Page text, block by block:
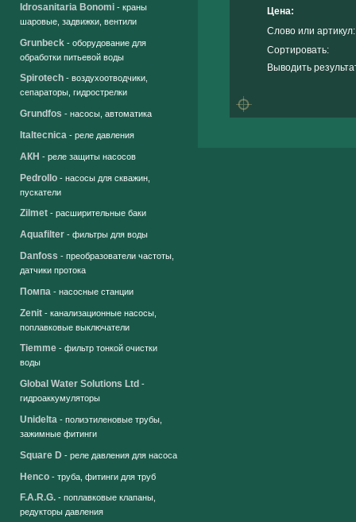
Idrosanitaria Bonomi - краны
шаровые, задвижки, вентили
Grunbeck - оборудование для
обработки питьевой воды
Spirotech - воздухоотводчики,
сепараторы, гидрострелки
Grundfos - насосы, автоматика
Italtecnica - реле давления
АКН - реле защиты насосов
Pedrollo - насосы для скважин,
пускатели
Zilmet - расширительные баки
Aquafilter - фильтры для воды
Danfoss - преобразователи частоты,
датчики протока
Помпа - насосные станции
Zenit - канализационные насосы,
поплавковые выключатели
Tiemme - фильтр тонкой очистки
воды
Global Water Solutions Ltd -
гидроаккумуляторы
Unidelta - полиэтиленовые трубы,
зажимные фитинги
Square D - реле давления для насоса
Henco - труба, фитинги для труб
F.A.R.G. - поплавковые клапаны,
редукторы давления
Цена:
Слово или артикул:
Сортировать:
Выводить